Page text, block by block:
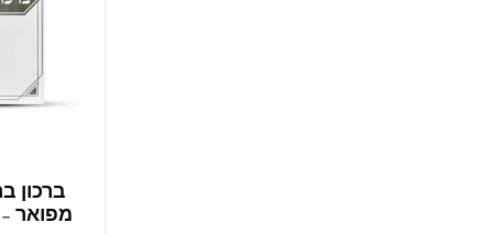
ברכון
מפואר